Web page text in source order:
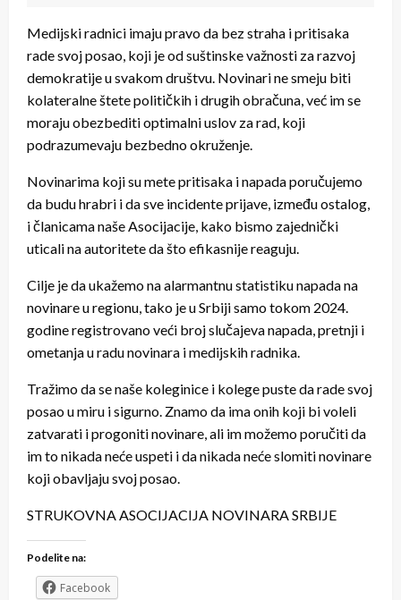
Medijski radnici imaju pravo da bez straha i pritisaka
rade svoj posao, koji je od suštinske važnosti za razvoj
demokratije u svakom društvu. Novinari ne smeju biti
kolateralne štete političkih i drugih obračuna, već im se
moraju obezbediti optimalni uslov za rad, koji
podrazumevaju bezbedno okruženje.
Novinarima koji su mete pritisaka i napada poručujemo
da budu hrabri i da sve incidente prijave, između ostalog,
i članicama naše Asocijacije, kako bismo zajednički
uticali na autoritete da što efikasnije reaguju.
Cilje je da ukažemo na alarmantnu statistiku napada na
novinare u regionu, tako je u Srbiji samo tokom 2024.
godine registrovano veći broj slučajeva napada, pretnji i
ometanja u radu novinara i medijskih radnika.
Tražimo da se naše koleginice i kolege puste da rade svoj
posao u miru i sigurno. Znamo da ima onih koji bi voleli
zatvarati i progoniti novinare, ali im možemo poručiti da
im to nikada neće uspeti i da nikada neće slomiti novinare
koji obavljaju svoj posao.
STRUKOVNA ASOCIJACIJA NOVINARA SRBIJE
Podelite na:
Facebook